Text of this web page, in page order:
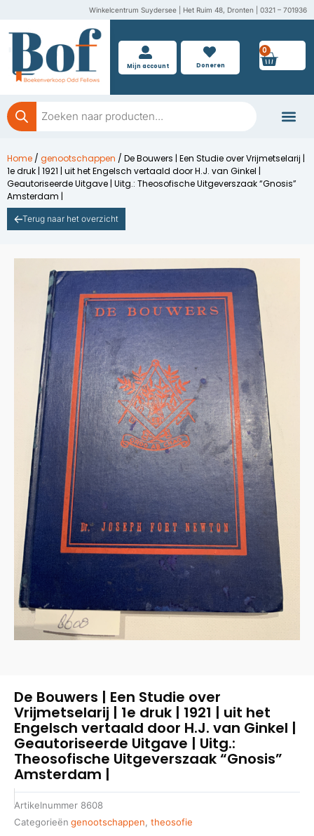
inhoud
Winkelcentrum Suydersee | Het Ruim 48, Dronten | 0321 – 701936
Mijn account Doneren
0
Producten
zoeken
Home / genootschappen / De Bouwers | Een Studie over Vrijmetselarij |
1e druk | 1921 | uit het Engelsch vertaald door H.J. van Ginkel |
Geautoriseerde Uitgave | Uitg.: Theosofische Uitgeverszaak “Gnosis”
Amsterdam |
Terug naar het overzicht
De Bouwers | Een Studie over
Vrijmetselarij | 1e druk | 1921 | uit het
Engelsch vertaald door H.J. van Ginkel |
Geautoriseerde Uitgave | Uitg.:
Theosofische Uitgeverszaak “Gnosis”
Amsterdam |
Artikelnummer 8608
Categorieën genootschappen theosofie